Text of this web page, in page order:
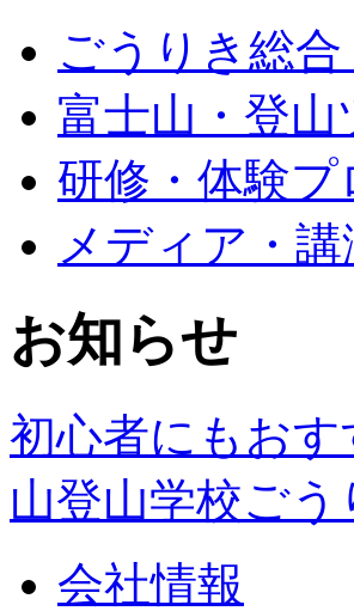
ごうりき総
富士山・登山
研修・体験プ
メディア・
お知らせ
初心者にもお
山登山学校ごう
会社情報